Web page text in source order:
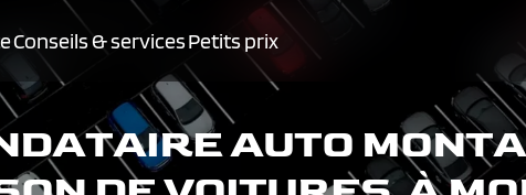
Conseils & servicesPetits prix
AUTO